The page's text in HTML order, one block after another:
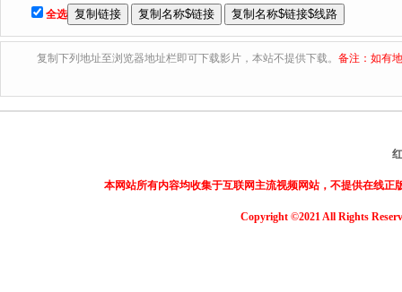
全选
复制下列地址至浏览器地址栏即可下载影片，本站不提供下载。 备注：如有
本网站所有内容均收集于互联网主流视频网站，不提供在线
Copyright ©2021 All Rights